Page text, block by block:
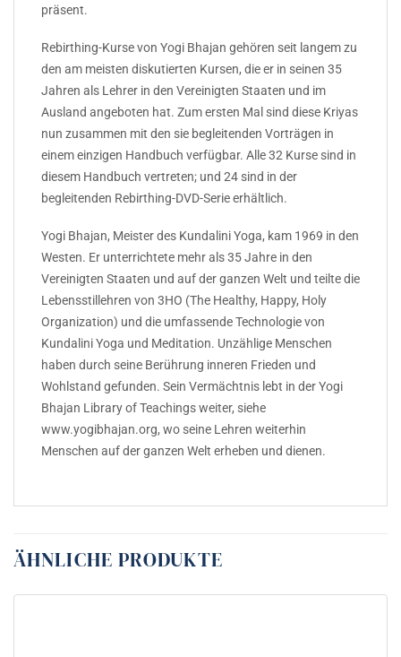
präsent.
Rebirthing-Kurse von Yogi Bhajan gehören seit langem zu
den am meisten diskutierten Kursen, die er in seinen 35
Jahren als Lehrer in den Vereinigten Staaten und im
Ausland angeboten hat. Zum ersten Mal sind diese Kriyas
nun zusammen mit den sie begleitenden Vorträgen in
einem einzigen Handbuch verfügbar. Alle 32 Kurse sind in
diesem Handbuch vertreten; und 24 sind in der
begleitenden Rebirthing-DVD-Serie erhältlich.
Yogi Bhajan, Meister des Kundalini Yoga, kam 1969 in den
Westen. Er unterrichtete mehr als 35 Jahre in den
Vereinigten Staaten und auf der ganzen Welt und teilte die
Lebensstillehren von 3HO (The Healthy, Happy, Holy
Organization) und die umfassende Technologie von
Kundalini Yoga und Meditation. Unzählige Menschen
haben durch seine Berührung inneren Frieden und
Wohlstand gefunden. Sein Vermächtnis lebt in der Yogi
Bhajan Library of Teachings weiter, siehe
www.yogibhajan.org, wo seine Lehren weiterhin
Menschen auf der ganzen Welt erheben und dienen.
ÄHNLICHE PRODUKTE